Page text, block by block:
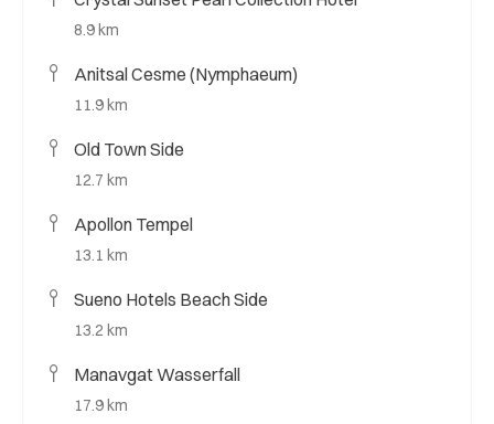
8.9 km
Anitsal Cesme (Nymphaeum)
11.9 km
Old Town Side
12.7 km
Apollon Tempel
13.1 km
Sueno Hotels Beach Side
13.2 km
Manavgat Wasserfall
17.9 km